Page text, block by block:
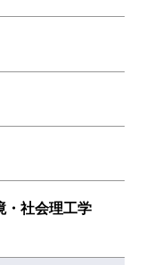
・社会理工学